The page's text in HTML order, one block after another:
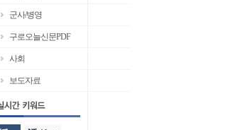
군사/병영
구로오늘신문PDF
사회
보도자료